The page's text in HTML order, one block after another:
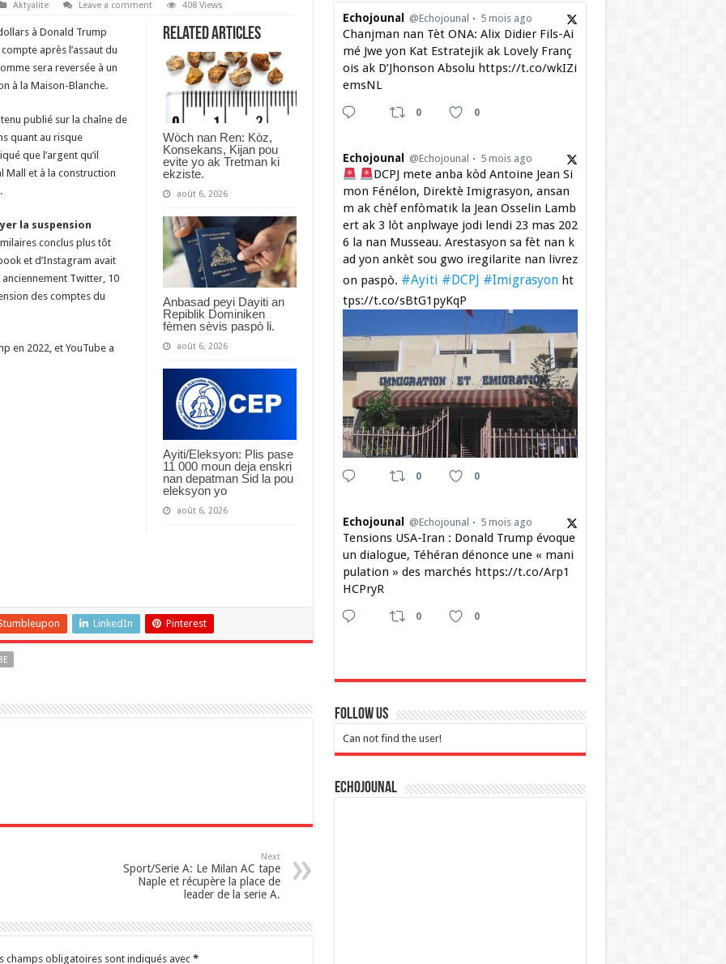
Aktyalite Leave a comment 408 Views
Related Articles
Wòch nan Ren: Kòz,
Konsekans, Kijan pou
evite yo ak Tretman ki
ekziste.
août 6, 2026
Anbasad peyi Dayiti an
Repiblik Dominiken
fèmen sèvis paspò li.
août 6, 2026
Ayiti/Eleksyon: Plis pase
11 000 moun deja enskri
nan depatman Sid la pou
eleksyon yo
août 6, 2026
à Donald Trump
après l’assaut du
sera reversée à un
à la Maison-Blanche.
publié sur la chaîne de
quant au risque
que l’argent qu’il
Mall et à la construction
la suspension
conclus plus tôt
et d’Instagram avait
Twitter, 10
des comptes du
en 2022, et YouTube a
LinkedIn Pinterest
Next
Sport/Serie A: Le Milan AC tape
Naple et récupère la place de
leader de la serie A.
champs obligatoires sont indiqués avec*
Echojounal @Echojounal 5 mois ago
Chanjman nan Tèt ONA: Alix Didier Fils-Ai
mé Jwe yon Kat Estratejik ak Lovely Franç
ois ak D’Jhonson Absolu https://t.co/wkIZi
emsNL
0 0
Echojounal @Echojounal 5 mois ago
DCPJ mete anba kòd Antoine Jean Si
mon Fénélon, Direktè Imigrasyon, ansan
m ak chèf enfòmatik la Jean Osselin Lamb
ert ak 3 lòt anplwaye jodi lendi 23 mas 202
6 la nan Musseau. Arestasyon sa fèt nan k
ad yon ankèt sou gwo iregilarite nan livrez
on paspò. #Ayiti #DCPJ #Imigrasyonht
tps://t.co/sBtG1pyKqP
0 0
Echojounal @Echojounal 5 mois ago
Tensions USA-Iran : Donald Trump évoque
un dialogue, Téhéran dénonce une « mani
pulation » des marchés https://t.co/Arp1
HCPryR
0 0
Follow Us
Can not find the user!
Echojounal